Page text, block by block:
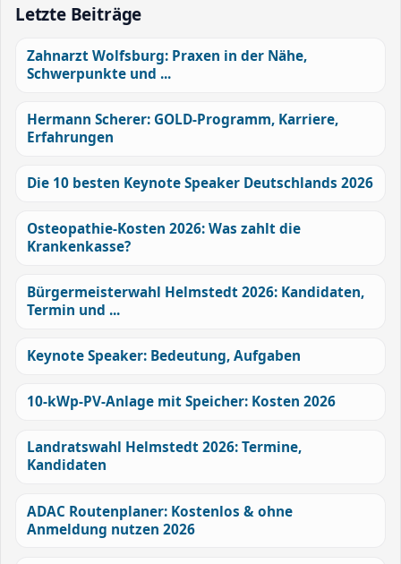
Letzte Beiträge
Zahnarzt Wolfsburg: Praxen in der Nähe,
Schwerpunkte und ...
Hermann Scherer: GOLD-Programm, Karriere,
Erfahrungen
Die 10 besten Keynote Speaker Deutschlands 2026
Osteopathie-Kosten 2026: Was zahlt die
Krankenkasse?
Bürgermeisterwahl Helmstedt 2026: Kandidaten,
Termin und ...
Keynote Speaker: Bedeutung, Aufgaben
10-kWp-PV-Anlage mit Speicher: Kosten 2026
Landratswahl Helmstedt 2026: Termine,
Kandidaten
ADAC Routenplaner: Kostenlos & ohne
Anmeldung nutzen 2026